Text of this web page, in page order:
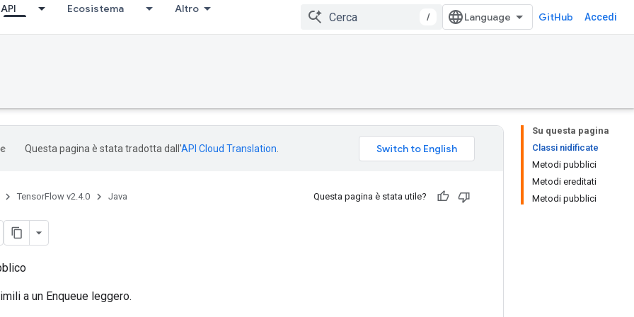
API Ecosistema Altro
/ GitHub Accedi
Su questa pagina
Classi nidificate
Metodi pubblici
Metodi ereditati
Metodi pubblici
Questa pagina è stata tradotta dall'API Cloud Translation
TensorFlow v2.4.0 Java Questa pagina è stata utile?
a un Enqueue leggero.